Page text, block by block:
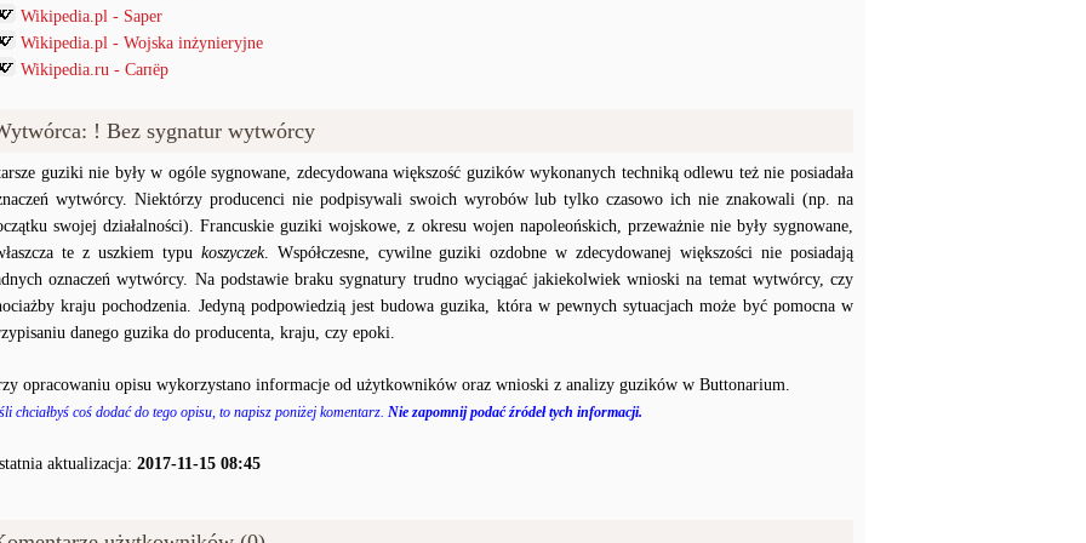
Wikipedia.pl - Saper
Wikipedia.pl - Wojska inżynieryjne
Wikipedia.ru - Сапёр
! Bez sygnatur wytwórcy
guziki nie były w ogóle sygnowane, zdecydowana większość guzików wykonanych techniką odlewu też nie posiadała
wytwórcy. Niektórzy producenci nie podpisywali swoich wyrobów lub tylko czasowo ich nie znakowali (np. na
swojej działalności). Francuskie guziki wojskowe, z okresu wojen napoleońskich, przeważnie nie były sygnowane,
te z uszkiem typu koszyczek. Współczesne, cywilne guziki ozdobne w zdecydowanej większości nie posiadają
oznaczeń wytwórcy. Na podstawie braku sygnatury trudno wyciągać jakiekolwiek wnioski na temat wytwórcy, czy
kraju pochodzenia. Jedyną podpowiedzią jest budowa guzika, która w pewnych sytuacjach może być pomocna w
danego guzika do producenta, kraju, czy epoki.
opracowaniu opisu wykorzystano informacje od użytkowników oraz wnioski z analizy guzików w Buttonarium.
chciałbyś coś dodać do tego opisu, to napisz poniżej komentarz. Nie zapomnij podać źródeł tych informacji.
aktualizacja: 2017-11-15 08:45